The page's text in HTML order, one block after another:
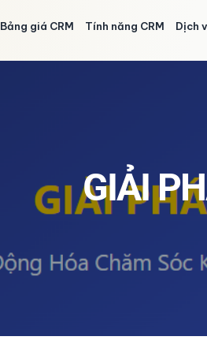
Bảng giá CRM Tính năng CRM Dịch
GIẢI